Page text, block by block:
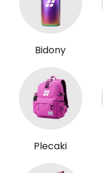
Bidony
Plecaki